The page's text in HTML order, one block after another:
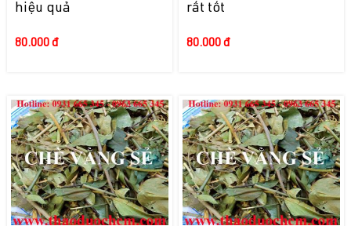
hiệu quả
80.000 đ
rất tốt
80.000 đ